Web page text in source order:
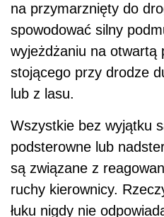
na przymarznięty do
spowodować silny
wyjeżdżaniu na otwartą
stojącego przy drodze
lub z lasu.
Wszystkie bez wyjątku
podsterowne lub
są związane z
ruchy kierownicy.
łuku nigdy nie